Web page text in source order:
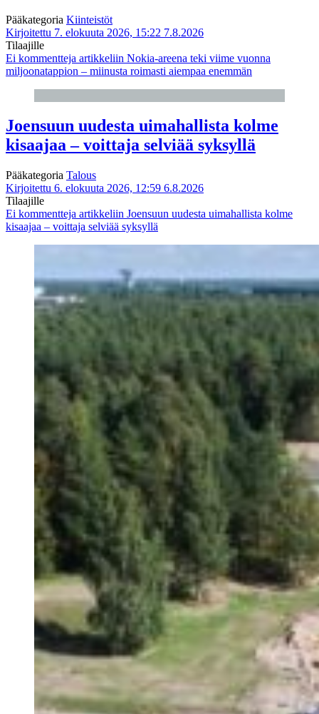
Pääkategoria Kiinteistöt
Kirjoitettu 7. elokuuta 2026, 15:22 7.8.2026
Tilaajille
Ei kommentteja artikkeliin Nokia-areena teki viime vuonna
miljoonatappion – miinusta roimasti aiempaa enemmän
Joensuun uudesta uimahallista kolme
kisaajaa – voittaja selviää syksyllä
Pääkategoria Talous
Kirjoitettu 6. elokuuta 2026, 12:59 6.8.2026
Tilaajille
Ei kommentteja artikkeliin Joensuun uudesta uimahallista kolme
kisaajaa – voittaja selviää syksyllä